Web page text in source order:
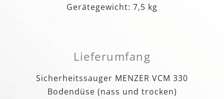
Gerätegewicht: 7,5 kg
Lieferumfang
Sicherheitssauger MENZER VCM 330
Bodendüse (nass und trocken)